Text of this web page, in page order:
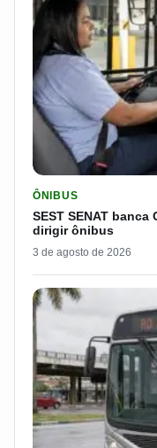
ÔNIBUS
SEST SENAT
dirigir ônibus
3 de agosto de 2026